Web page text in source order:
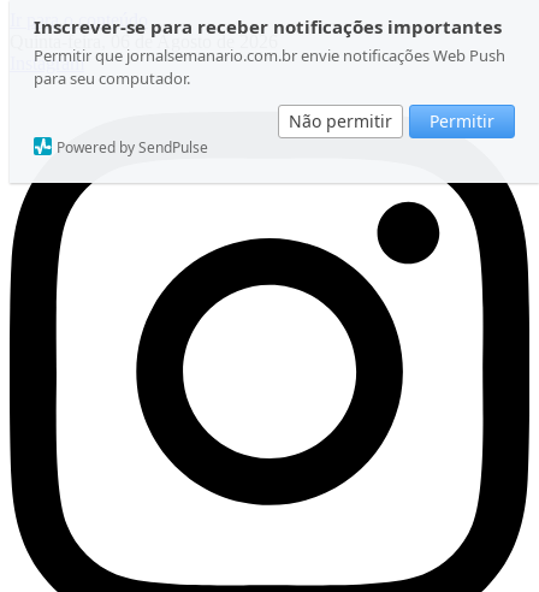
Inscrever-se para receber notificações importantes
Permitir que jornalsemanario.com.br envie notificações Web Push
para seu computador.
Não permitir Permitir
Powered by SendPulse
Ir para o conteúdo
Quinta-feira, 06 de Agosto de 2026
Instagram